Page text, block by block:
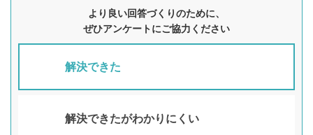
より良い回答づくりのために、
ぜひアンケートにご協力ください
解決できた
解決できたがわかりにくい